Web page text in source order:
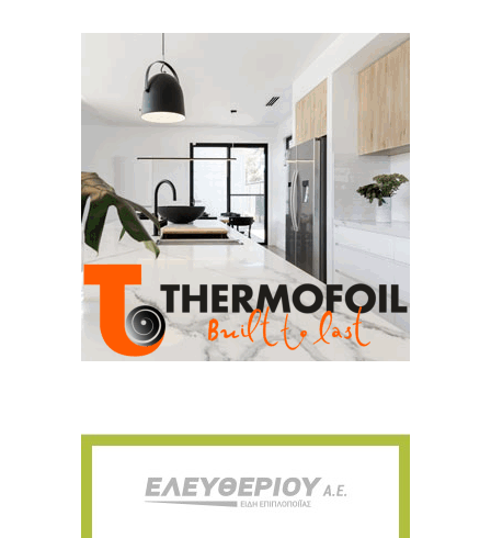
Για να μαθαίνετε πρώτοι τα νέα και όλες
τις τάσεις του κλάδου, εγγραφείτε στο
newsletter μας!
Email
Γράψτε εδώ το email σας
ΕΓΓΡΑΦΉ